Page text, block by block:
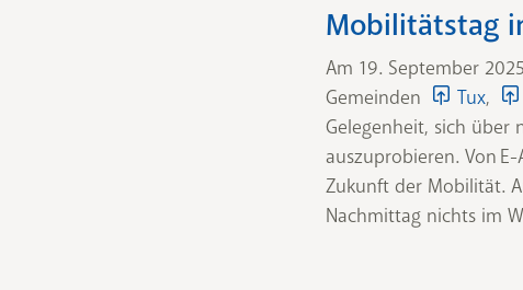
Mobilitätstag
Am 19. September
Gemeinden
Tux,
Gelegenheit, sich über
auszuprobieren. Von
Zukunft der Mobilität.
Nachmittag nichts im